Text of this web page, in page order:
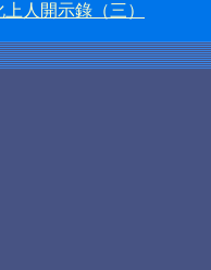
上人開示錄（三）